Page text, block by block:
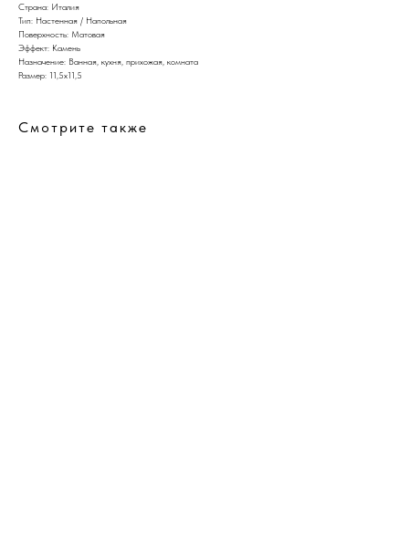
Страна: Италия
Тип: Настенная / Напольная
Поверхность: Матовая
Эффект: Камень
Назначение: Ванная, кухня, прихожая, комната
Размер: 11,5x11,5
Смотрите также